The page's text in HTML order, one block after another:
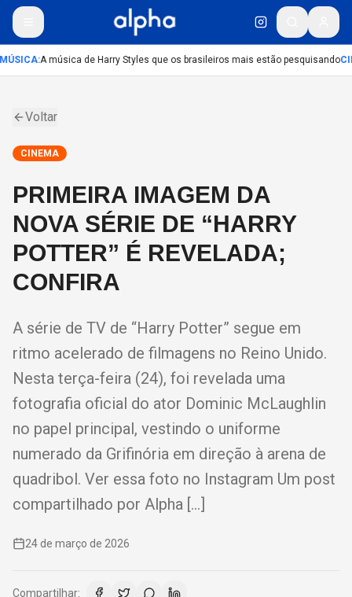
:A música de Harry Styles que os brasileiros mais estão pesquisando
Voltar
CINEMA
PRIMEIRA IMAGEM DA
NOVA SÉRIE DE “HARRY
POTTER” É REVELADA;
CONFIRA
A série de TV de “Harry Potter” segue em
ritmo acelerado de filmagens no Reino Unido.
Nesta terça-feira (24), foi revelada uma
fotografia oficial do ator Dominic McLaughlin
no papel principal, vestindo o uniforme
numerado da Grifinória em direção à arena de
quadribol. Ver essa foto no Instagram Um post
compartilhado por Alpha […]
24 de março de 2026
Compartilhar: